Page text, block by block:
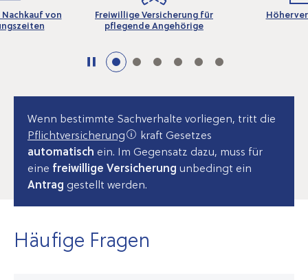
von
Freiwillige Versicherung für
pflegende Angehörige
Wenn bestimmte Sachverhalte vorliegen, tritt die
Pflichtversicherung
kraft Gesetzes
automatisch ein. Im Gegensatz dazu, muss für
eine freiwillige Versicherung unbedingt ein
Antrag gestellt werden.
Häufige Fragen